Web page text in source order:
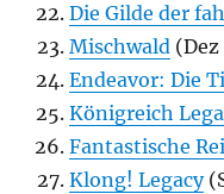
Die Gilde der
Mischwald
Endeavor: Die
Königreich
Fantastische
Klong! Legacy